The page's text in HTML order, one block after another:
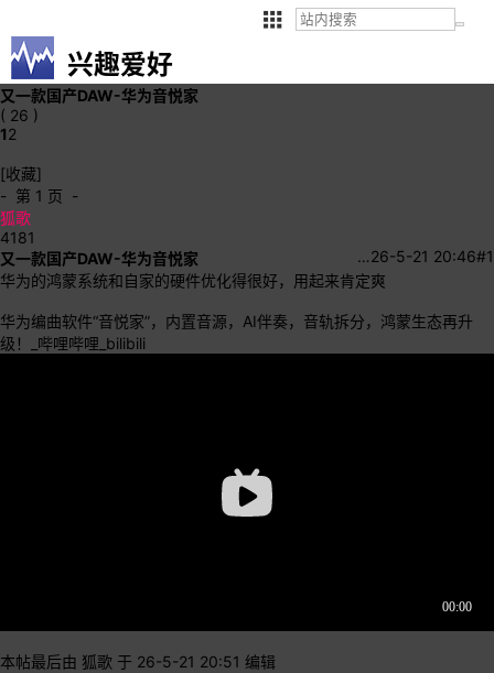
兴趣爱好
又一款国产DAW-华为音悦家
( 26 )
12
[收藏]
- 第 1 页 -
狐歌
4181
#1
26-5-21 20:46
…
又一款国产DAW-华为音悦家
华为的鸿蒙系统和自家的硬件优化得很好，用起来肯定爽
华为编曲软件“音悦家”，内置音源，AI伴奏，音轨拆分，鸿蒙生态再升
级！_哔哩哔哩_bilibili
本帖最后由 狐歌 于 26-5-21 20:51 编辑